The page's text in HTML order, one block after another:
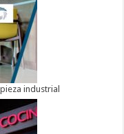
industrial